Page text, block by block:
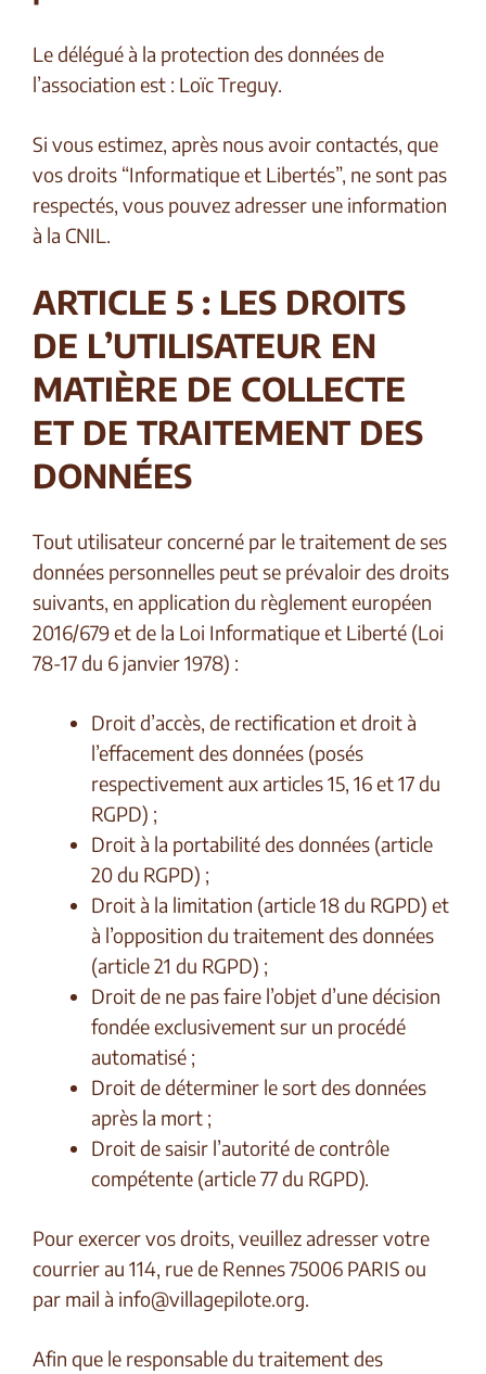
Le délégué à la protection des données de
l’association est : Loïc Treguy.
Si vous estimez, après nous avoir contactés, que
vos droits “Informatique et Libertés”, ne sont pas
respectés, vous pouvez adresser une information
à la CNIL.
ARTICLE 5 : LES DROITS
DE L’UTILISATEUR EN
MATIÈRE DE COLLECTE
ET DE TRAITEMENT DES
DONNÉES
Tout utilisateur concerné par le traitement de ses
données personnelles peut se prévaloir des droits
suivants, en application du règlement européen
2016/679 et de la Loi Informatique et Liberté (Loi
78-17 du 6 janvier 1978) :
Droit d’accès, de rectification et droit à
l’effacement des données (posés
respectivement aux articles 15, 16 et 17 du
RGPD) ;
Droit à la portabilité des données (article
20 du RGPD) ;
Droit à la limitation (article 18 du RGPD) et
à l’opposition du traitement des données
(article 21 du RGPD) ;
Droit de ne pas faire l’objet d’une décision
fondée exclusivement sur un procédé
automatisé ;
Droit de déterminer le sort des données
après la mort ;
Droit de saisir l’autorité de contrôle
compétente (article 77 du RGPD).
Pour exercer vos droits, veuillez adresser votre
courrier au 114, rue de Rennes 75006 PARIS ou
par mail à info@villagepilote.org.
Afin que le responsable du traitement des